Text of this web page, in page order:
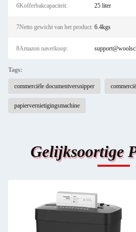
6Kofferbakcapaciteit: 25 liter
7Netto gewicht van het product: 6.4kgs
8Amazon naverkoop:
Tags:
commerciële documentversnipper
papiervernietigingsmachine
Gelijksoortige